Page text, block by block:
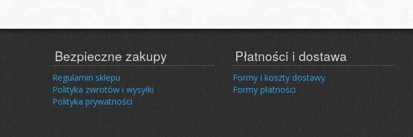
Bezpieczne zakupy
Regulamin sklepu
Polityka zwrotów i wysyłki
Polityka prywatności
Płatności i dostawa
Formy i koszty dostawy
Formy płatności